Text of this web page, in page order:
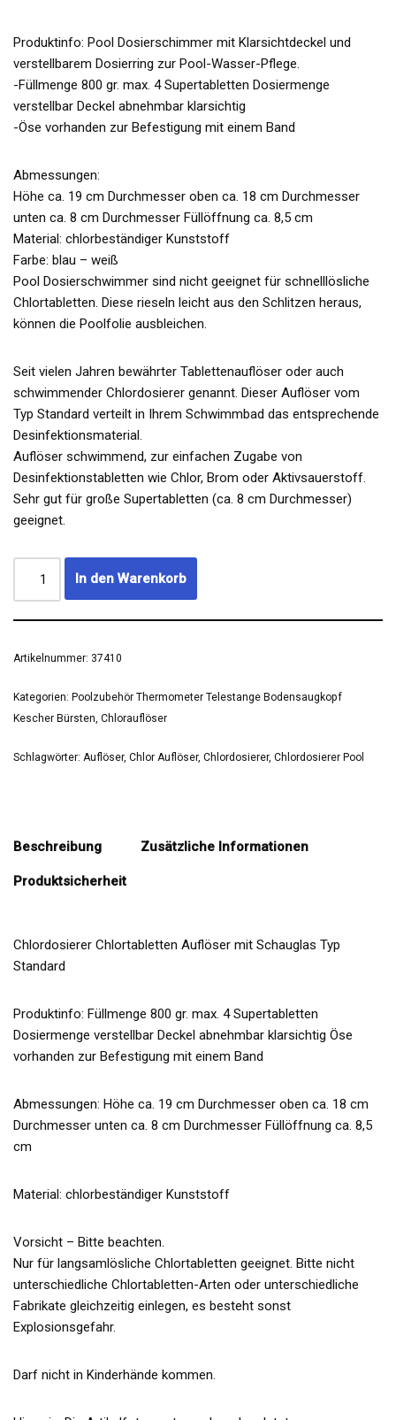
Produktinfo: Pool Dosierschimmer mit Klarsichtdeckel und
verstellbarem Dosierring zur Pool-Wasser-Pflege.
-Füllmenge 800 gr. max. 4 Supertabletten Dosiermenge
verstellbar Deckel abnehmbar klarsichtig
-Öse vorhanden zur Befestigung mit einem Band
Abmessungen:
Höhe ca. 19 cm Durchmesser oben ca. 18 cm Durchmesser
unten ca. 8 cm Durchmesser Füllöffnung ca. 8,5 cm
Material: chlorbeständiger Kunststoff
Farbe: blau – weiß
Pool Dosierschwimmer sind nicht geeignet für schnelllösliche
Chlortabletten. Diese rieseln leicht aus den Schlitzen heraus,
können die Poolfolie ausbleichen.
Seit vielen Jahren bewährter Tablettenauflöser oder auch
schwimmender Chlordosierer genannt. Dieser Auflöser vom
Typ Standard verteilt in Ihrem Schwimmbad das entsprechende
Desinfektionsmaterial.
Auflöser schwimmend, zur einfachen Zugabe von
Desinfektionstabletten wie Chlor, Brom oder Aktivsauerstoff.
Sehr gut für große Supertabletten (ca. 8 cm Durchmesser)
geeignet.
In den Warenkorb
Artikelnummer: 37410
Kategorien: Poolzubehör Thermometer Telestange Bodensaugkopf
Kescher Bürsten, Chlorauflöser
Schlagwörter: Auflöser, Chlor Auflöser, Chlordosierer, Chlordosierer Pool
Beschreibung Zusätzliche Informationen
Produktsicherheit
Chlordosierer Chlortabletten Auflöser mit Schauglas Typ
Standard
Produktinfo: Füllmenge 800 gr. max. 4 Supertabletten
Dosiermenge verstellbar Deckel abnehmbar klarsichtig Öse
vorhanden zur Befestigung mit einem Band
Abmessungen: Höhe ca. 19 cm Durchmesser oben ca. 18 cm
Durchmesser unten ca. 8 cm Durchmesser Füllöffnung ca. 8,5
cm
Material: chlorbeständiger Kunststoff
Vorsicht – Bitte beachten.
Nur für langsamlösliche Chlortabletten geeignet. Bitte nicht
unterschiedliche Chlortabletten-Arten oder unterschiedliche
Fabrikate gleichzeitig einlegen, es besteht sonst
Explosionsgefahr.
Darf nicht in Kinderhände kommen.